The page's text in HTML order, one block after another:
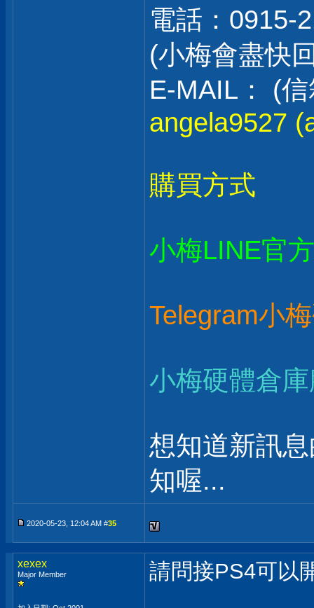
電話：0915-
(小梅會盡快
E-MAIL： (
angela9527
購買方式
小梅LINE官
Telegram小
小梅硬體倉
想知道新訊
知喔...
2020-05-23, 12:04 AM #35
xexex
Major Member 請問接PS4可以